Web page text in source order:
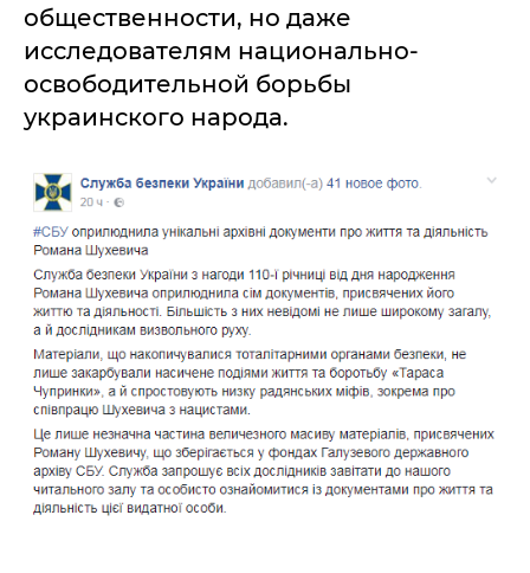
общественности, но даже
исследователям национально-
освободительной борьбы
украинского народа.